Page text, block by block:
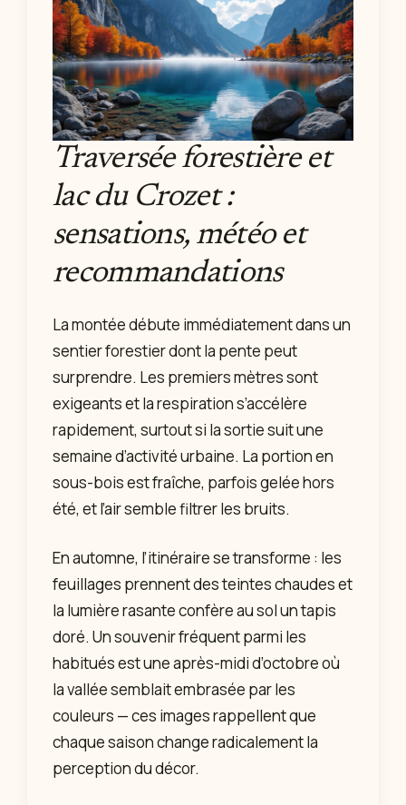
Traversée forestière et
lac du Crozet :
sensations, météo et
recommandations
La montée débute immédiatement dans un
sentier forestier dont la pente peut
surprendre. Les premiers mètres sont
exigeants et la respiration s’accélère
rapidement, surtout si la sortie suit une
semaine d’activité urbaine. La portion en
sous-bois est fraîche, parfois gelée hors
été, et l’air semble filtrer les bruits.
En automne, l’itinéraire se transforme : les
feuillages prennent des teintes chaudes et
la lumière rasante confère au sol un tapis
doré. Un souvenir fréquent parmi les
habitués est une après-midi d’octobre où
la vallée semblait embrasée par les
couleurs — ces images rappellent que
chaque saison change radicalement la
perception du décor.